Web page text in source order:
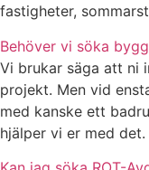
fastigheter,
Behöver vi söka
Vi brukar säga att ni
projekt. Men vid
med kanske ett
hjälper vi er med det.